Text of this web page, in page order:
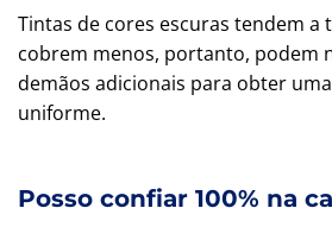
Tintas de cores escuras tendem a
cobrem menos, portanto, podem
demãos adicionais para obter
uniforme.
Posso confiar 100% na